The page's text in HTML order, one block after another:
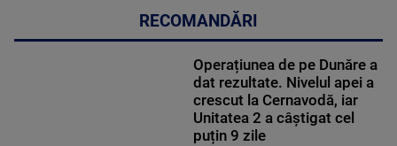
RECOMANDĂRI
Operațiunea de pe Dunăre a
dat rezultate. Nivelul apei a
crescut la Cernavodă, iar
Unitatea 2 a câștigat cel
puțin 9 zile